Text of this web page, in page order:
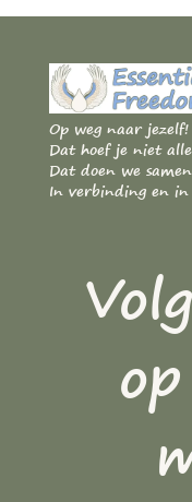
Op weg naar jezelf!
Dat hoef je niet
Dat doen we
In verbinding en